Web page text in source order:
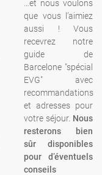
…et nous voulons
que vous l’aimiez
aussi ! Vous
recevrez notre
guide de
Barcelone "spécial
EVG" avec
recommandations
et adresses pour
votre séjour. Nous
resterons bien
sûr disponibles
pour d’éventuels
conseils